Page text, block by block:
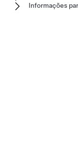
Informações